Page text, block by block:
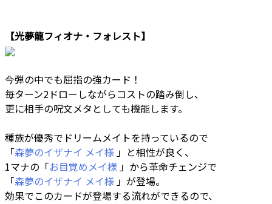
【光夢龍フィオナ・フォレスト】
今弾の中でも屈指の強カード！
毎ターン2ドローしながらコストの踏み倒し、
更に相手の呪文メタとしても機能します。
種族が優秀でドリームメイトを持っているので
「森夢のイザナイ メイ様 」と相性が良く、
1マナの「お目覚めメイ様 」から革命チェンジで
「森夢のイザナイ メイ様 」が登場。
効果でこのカードが登場する流れができるので、